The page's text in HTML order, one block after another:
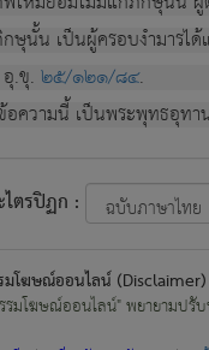
ษุนั้น เป็นผู้ครอบงำมารไ
.ขุ.๒๕/๑๒๑/๘๔.
อความนี้ เป็นพระพุทธอุทา
ไตรปิฏก :
มโฆษณ์ออนไลน์ (Disclaimer)
รมโฆษณ์ออนไลน์" พยายามป